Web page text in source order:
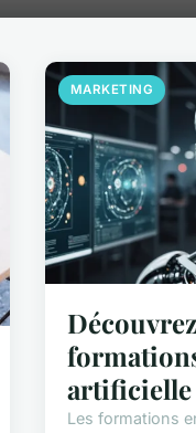
MARKETING
artificielle
Les formations